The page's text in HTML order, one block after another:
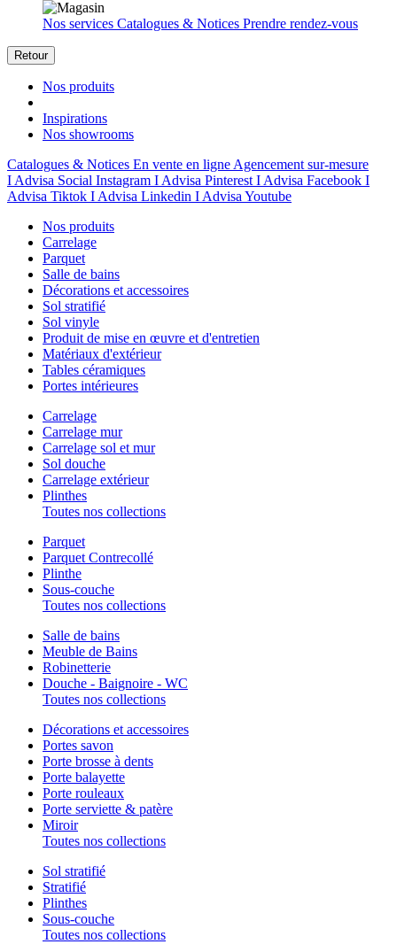
Nos services Catalogues & Notices Prendre rendez-vous
Retour
Nos produits
Inspirations
Nos showrooms
Catalogues & Notices En vente en ligne Agencement sur-mesure
I Advisa Social Instagram I Advisa Pinterest I Advisa Facebook I
Advisa Tiktok I Advisa Linkedin I Advisa Youtube
Nos produits
Carrelage
Parquet
Salle de bains
Décorations et accessoires
Sol stratifié
Sol vinyle
Produit de mise en œuvre et d'entretien
Matériaux d'extérieur
Tables céramiques
Portes intérieures
Carrelage
Carrelage mur
Carrelage sol et mur
Sol douche
Carrelage extérieur
Plinthes
Toutes nos collections
Parquet
Parquet Contrecollé
Plinthe
Sous-couche
Toutes nos collections
Salle de bains
Meuble de Bains
Robinetterie
Douche - Baignoire - WC
Toutes nos collections
Décorations et accessoires
Portes savon
Porte brosse à dents
Porte balayette
Porte rouleaux
Porte serviette & patère
Miroir
Toutes nos collections
Sol stratifié
Stratifié
Plinthes
Sous-couche
Toutes nos collections